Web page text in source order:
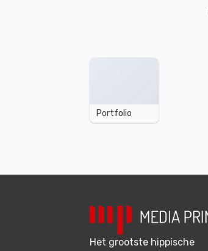
Portfolio
Het grootste hippische